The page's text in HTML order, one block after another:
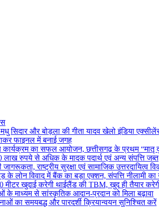
सिदार और बोड़ला की गीता यादव खेलो इंडिया
फाइनल में बनाई जगह
कार्यक्रम का सफल आयोजन, छत्तीसगढ़ के प्रथम
लाख रुपये से अधिक के मादक पदार्थ एवं अन्य संपत्ति जब्त
जागरूकता, राष्ट्रीय सुरक्षा एवं सामाजिक
के लोन विवाद में बैंक का बड़ा एक्शन, संपत्ति नीलामी का
खुदाई करेगी थाईलैंड की TBM, खुद ही तैयार
माध्यम से सांस्कृतिक आदान-प्रदान को मिला बढ़ावा
का समयबद्ध और पारदर्शी क्रियान्वयन सुनिश्चित करें